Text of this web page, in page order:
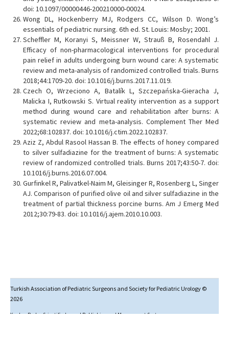
doi: 10.1097/00000446-200210000-00024.
Wong DL, Hockenberry MJ, Rodgers CC, Wilson D. Wong’s
essentials of pediatric nursing. 6th ed. St. Louis: Mosby; 2001.
Scheffler M, Koranyi S, Meissner W, Strauß B, Rosendahl J.
Efficacy of non-pharmacological interventions for procedural
pain relief in adults undergoing burn wound care: A systematic
review and meta-analysis of randomized controlled trials. Burns
2018;44:1709-20. doi: 10.1016/j.burns.2017.11.019.
Czech O, Wrzeciono A, Batalík L, Szczepańska-Gieracha J,
Malicka I, Rutkowski S. Virtual reality intervention as a support
method during wound care and rehabilitation after burns: A
systematic review and meta-analysis. Complement Ther Med
2022;68:102837. doi: 10.1016/j.ctim.2022.102837.
Aziz Z, Abdul Rasool Hassan B. The effects of honey compared
to silver sulfadiazine for the treatment of burns: A systematic
review of randomized controlled trials. Burns 2017;43:50-7. doi:
10.1016/j.burns.2016.07.004.
Gurfinkel R, Palivatkel-Naim M, Gleisinger R, Rosenberg L, Singer
AJ. Comparison of purified olive oil and silver sulfadiazine in the
treatment of partial thickness porcine burns. Am J Emerg Med
2012;30:79-83. doi: 10.1016/j.ajem.2010.10.003.
Turkish Association of Pediatric Surgeons and Society for Pediatric Urology ©
2026
Yazılım Parkı - Scientific Journal Publishing and Management System